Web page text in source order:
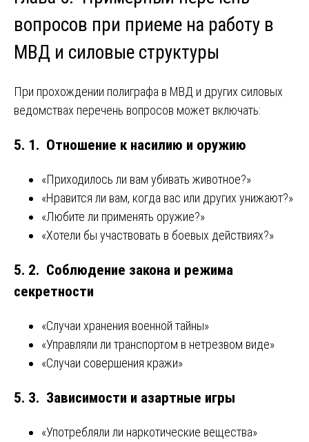
вопросов при приеме на работу в
МВД и силовые структуры
При прохождении полиграфа в МВД и других силовых
ведомствах перечень вопросов может включать:
5. 1. Отношение к насилию и оружию
«Приходилось ли вам убивать животное?»
«Нравится ли вам, когда вас или других унижают?»
«Любите ли применять оружие?»
«Хотели бы участвовать в боевых действиях?»
5. 2. Соблюдение закона и режима
секретности
«Случаи хранения военной тайны»
«Управляли ли транспортом в нетрезвом виде»
«Случаи совершения кражи»
5. 3. Зависимости и азартные игры
«Употребляли ли наркотические вещества»